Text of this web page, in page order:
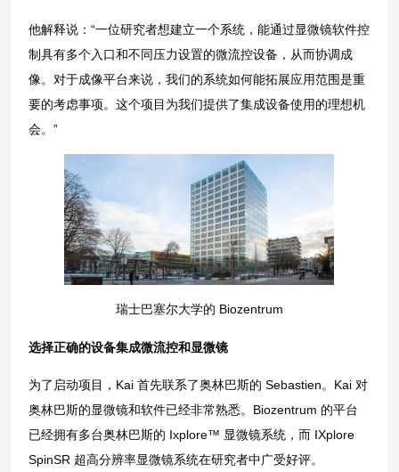
他解释说：“一位研究者想建立一个系统，能通过显微镜软件控
制具有多个入口和不同压力设置的微流控设备，从而协调成
像。对于成像平台来说，我们的系统如何能拓展应用范围是重
要的考虑事项。这个项目为我们提供了集成设备使用的理想机
会。”
瑞士巴塞尔大学的 Biozentrum
选择正确的设备集成微流控和显微镜
为了启动项目，Kai 首先联系了奥林巴斯的 Sebastien。Kai 对
奥林巴斯的显微镜和软件已经非常熟悉。Biozentrum 的平台
已经拥有多台奥林巴斯的 Ixplore™ 显微镜系统，而 IXplore
SpinSR 超高分辨率显微镜系统在研究者中广受好评。